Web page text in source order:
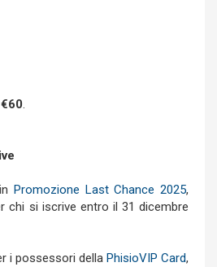
€60.
inPromozione Last Chance 2025,
chi si iscrive entro il 31 dicembre
i possessori della PhisioVIP Card,